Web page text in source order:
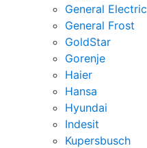
General Electric
General Frost
GoldStar
Gorenje
Haier
Hansa
Hyundai
Indesit
Kupersbusch